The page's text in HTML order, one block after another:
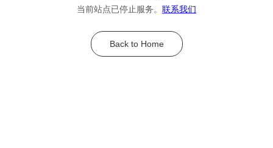
当前站点已停止服务。 联系我们
Back to Home